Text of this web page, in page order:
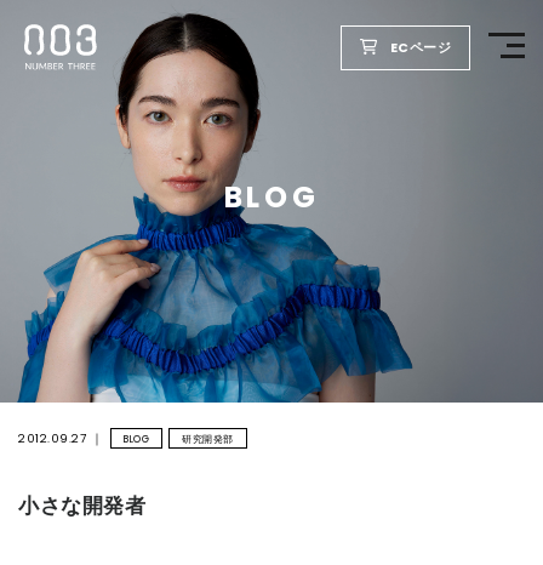
ECページ
BLOG
2012.09.27 BLOG 研究開発部
小さな開発者
TOP
PRODUCTS
WELLBEING REPORT
FOR SALON
COMPANY